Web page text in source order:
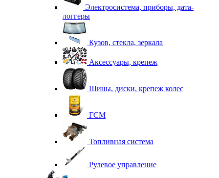
Электросистема, приборы, дата-
логгеры
Кузов, стекла, зеркала
Аксессуары, крепеж
Шины, диски, крепеж колес
ГСМ
Топливная система
Рулевое управление